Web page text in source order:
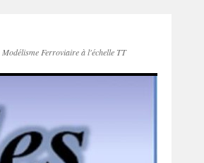
Modélisme Ferroviaire à l'échelle TT